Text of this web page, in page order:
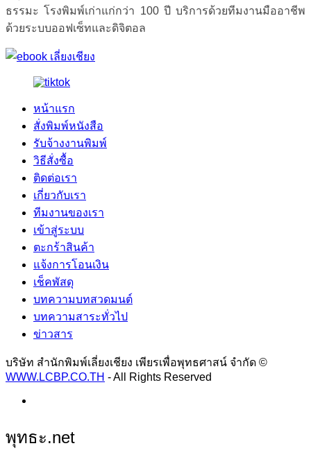
ธรรมะ โรงพิมพ์เก่าแก่กว่า 100 ปี บริการด้วยทีมงานมืออาชีพ
ด้วยระบบออฟเซ็ทและดิจิตอล
หน้าแรก
สั่งพิมพ์หนังสือ
รับจ้างงานพิมพ์
วิธีสั่งซื้อ
ติดต่อเรา
เกี่ยวกับเรา
ทีมงานของเรา
เข้าสู่ระบบ
ตะกร้าสินค้า
แจ้งการโอนเงิน
เช็คพัสดุ
บทความบทสวดมนต์
บทความสาระทั่วไป
ข่าวสาร
บริษัท สำนักพิมพ์เลี่ยงเชียง เพียรเพื่อพุทธศาสน์ จำกัด ©
WWW.LCBP.CO.TH - All Rights Reserved
พุทธะ.net